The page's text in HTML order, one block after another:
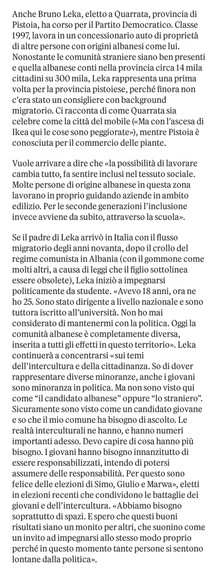
Anche Bruno Leka, eletto a Quarrata, provincia di
Pistoia, ha corso per il Partito Democratico. Classe
1997, lavora in un concessionario auto di proprietà
di altre persone con origini albanesi come lui.
Nonostante le comunità straniere siano ben presenti
e quella albanese conti nella provincia circa 14 mila
cittadini su 300 mila, Leka rappresenta una prima
volta per la provincia pistoiese, perché finora non
c’era stato un consigliere con background
migratorio. Ci racconta di come Quarrata sia
celebre come la città del mobile («Ma con l’ascesa di
Ikea qui le cose sono peggiorate»), mentre Pistoia è
conosciuta per il commercio delle piante.
Vuole arrivare a dire che «la possibilità di lavorare
cambia tutto, fa sentire inclusi nel tessuto sociale.
Molte persone di origine albanese in questa zona
lavorano in proprio guidando aziende in ambito
edilizio. Per le seconde generazioni l’inclusione
invece avviene da subito, attraverso la scuola».
Se il padre di Leka arrivò in Italia con il flusso
migratorio degli anni novanta, dopo il crollo del
regime comunista in Albania (con il gommone come
molti altri, a causa di leggi che il figlio sottolinea
essere obsolete), Leka iniziò a impegnarsi
politicamente da studente. «Avevo 18 anni, ora ne
ho 25. Sono stato dirigente a livello nazionale e sono
tuttora iscritto all’università. Non ho mai
considerato di mantenermi con la politica. Oggi la
comunità albanese è completamente diversa,
inserita a tutti gli effetti in questo territorio». Leka
continuerà a concentrarsi «sui temi
dell’intercultura e della cittadinanza. So di dover
rappresentare diverse minoranze, anche i giovani
sono minoranza in politica. Ma non sono visto qui
come “il candidato albanese” oppure “lo straniero”.
Sicuramente sono visto come un candidato giovane
e so che il mio comune ha bisogno di ascolto. Le
realtà interculturali ne hanno, e hanno numeri
importanti adesso. Devo capire di cosa hanno più
bisogno. I giovani hanno bisogno innanzitutto di
essere responsabilizzati, intendo di potersi
assumere delle responsabilità. Per questo sono
felice delle elezioni di Simo, Giulio e Marwa», eletti
in elezioni recenti che condividono le battaglie dei
giovani e dell’intercultura. «Abbiamo bisogno
soprattutto di spazi. E spero che questi buoni
risultati siano un monito per altri, che suonino come
un invito ad impegnarsi allo stesso modo proprio
perché in questo momento tante persone si sentono
lontane dalla politica».